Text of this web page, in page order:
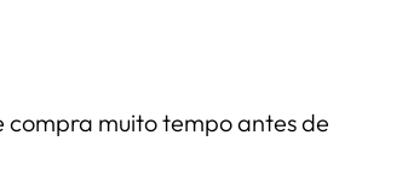
compra muito tempo antes de